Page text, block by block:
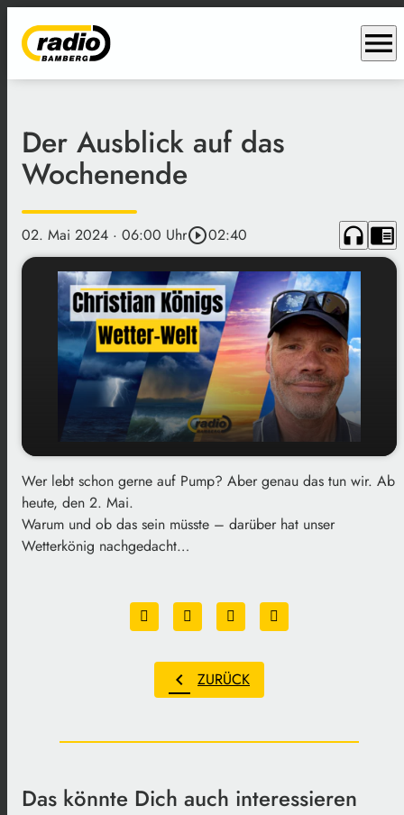
menu
Der Ausblick auf das
Wochenende
02. Mai 2024 · 06:00 Uhrplay_circle_outline02:40 headphones chrome_reader_mode
play_arrow Der Ausblick auf das Wochenende
00:00
Wer lebt schon gerne auf Pump? Aber genau das tun wir. Ab
heute, den 2. Mai.
Warum und ob das sein müsste – darüber hat unser
Wetterkönig nachgedacht…
chevron_left ZURÜCK
Das könnte Dich auch interessieren